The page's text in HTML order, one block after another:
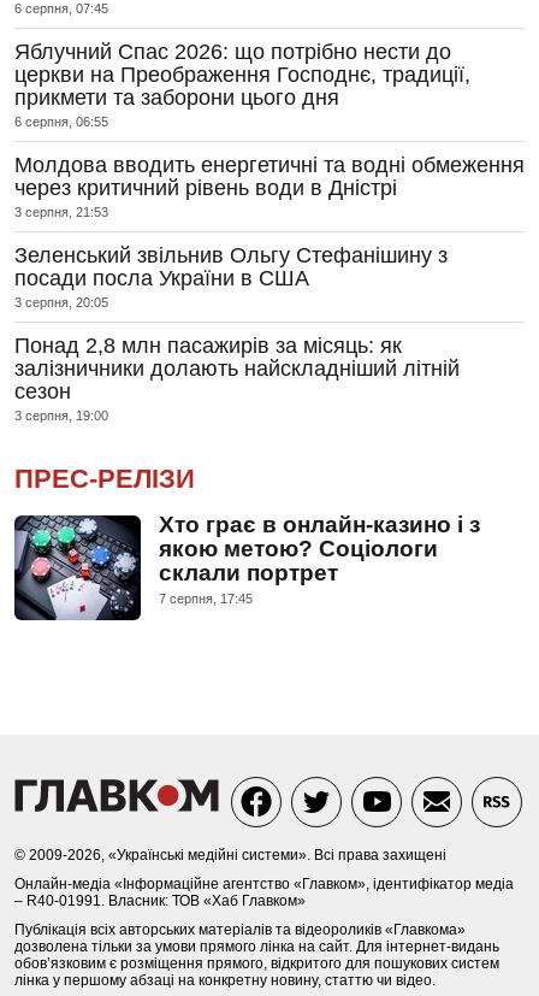
6 серпня, 07:45
Яблучний Спас 2026: що потрібно нести до
церкви на Преображення Господнє, традиції,
прикмети та заборони цього дня
6 серпня, 06:55
Молдова вводить енергетичні та водні обмеження
через критичний рівень води в Дністрі
3 серпня, 21:53
Зеленський звільнив Ольгу Стефанішину з
посади посла України в США
3 серпня, 20:05
Понад 2,8 млн пасажирів за місяць: як
залізничники долають найскладніший літній
сезон
3 серпня, 19:00
ПРЕС-РЕЛІЗИ
Хто грає в онлайн-казино і з
якою метою? Соціологи
склали портрет
7 серпня, 17:45
© 2009-2026, «Українські медійні системи». Всі права захищені
Онлайн-медіа «Інформаційне агентство «Главком», ідентифікатор медіа
– R40-01991. Власник: ТОВ «Хаб Главком»
Публікація всіх авторських матеріалів та відеороликів «Главкома»
дозволена тільки за умови прямого лінка на сайт. Для інтернет-видань
обов’язковим є розміщення прямого, відкритого для пошукових систем
лінка у першому абзаці на конкретну новину, статтю чи відео.